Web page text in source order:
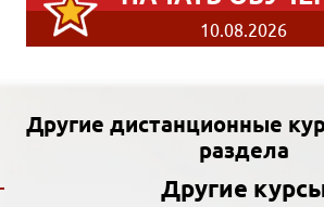
10.08.2026
Другие дистанционные
раздела
Другие